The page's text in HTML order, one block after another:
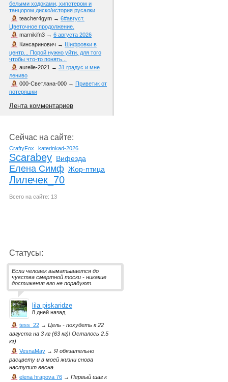
белыми ходоками, хипстером и
танцором диско/история русалки
teacher4gym → 6#август.
Цветочное продолжение.
marnikifn3 → 6 августа 2026
Кинсаринович → Шифровки в
центр... Порой нужно уйти, для того
чтобы что-то понять...
aurelie-2021 → 31 градус и мне
лениво
000-Светлана-000 → Приветик от
потеряшки
Лента комментариев
Сейчас на сайте:
CraftyFox katerinkad-2026
Scarabey Вифезда
Елена Симф Жор-птица
Лилечек_70
Всего на сайте: 13
Статусы:
Если человек выматывается до
чувства смертной тоски - никакие
достижения его не порадуют.
lila piskaridze
8 дней назад
tess_22 → Цель - похудеть к 22
августа на 3 кг (63 кг)! Осталось 2.5
кг)
VesnaMay →Я обязательно
расцвету и в моей жизни снова
наступит весна.
elena hrapova 76 → Первый шаг к